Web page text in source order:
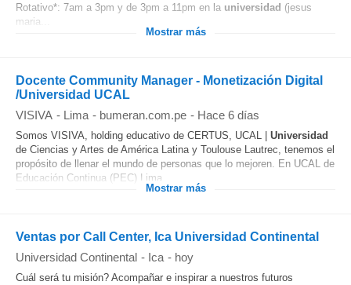
Rotativo*: 7am a 3pm y de 3pm a 11pm en la universidad (jesus
maria...
Mostrar más
Docente Community Manager - Monetización Digital
/Universidad UCAL
VISIVA - Lima - bumeran.com.pe - Hace 6 días
Somos VISIVA, holding educativo de CERTUS, UCAL | Universidad
de Ciencias y Artes de América Latina y Toulouse Lautrec, tenemos el
propósito de llenar el mundo de personas que lo mejoren. En UCAL de
Educación Continua (PEC) Lima...
Mostrar más
Ventas por Call Center, Ica Universidad Continental
Universidad Continental - Ica - hoy
Cuál será tu misión? Acompañar e inspirar a nuestros futuros